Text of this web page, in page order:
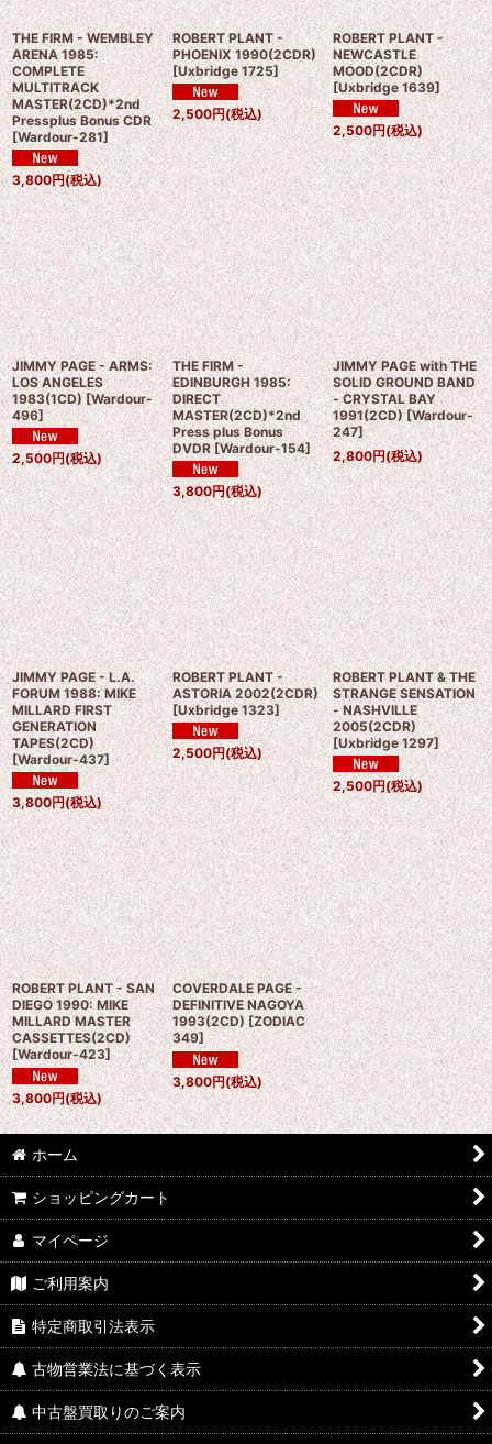
THE FIRM - WEMBLEY
ARENA 1985:
COMPLETE
MULTITRACK
MASTER(2CD)*2nd
Pressplus Bonus CDR
[Wardour-281]
3,800円(税込)
ROBERT PLANT -
PHOENIX 1990(2CDR)
[Uxbridge 1725]
2,500円(税込)
ROBERT PLANT -
NEWCASTLE
MOOD(2CDR)
[Uxbridge 1639]
2,500円(税込)
JIMMY PAGE - ARMS:
LOS ANGELES
1983(1CD) [Wardour-
496]
2,500円(税込)
THE FIRM -
EDINBURGH 1985:
DIRECT
MASTER(2CD)*2nd
Press plus Bonus
DVDR [Wardour-154]
3,800円(税込)
JIMMY PAGE with THE
SOLID GROUND BAND
- CRYSTAL BAY
1991(2CD) [Wardour-
247]
2,800円(税込)
JIMMY PAGE - L.A.
FORUM 1988: MIKE
MILLARD FIRST
GENERATION
TAPES(2CD)
[Wardour-437]
3,800円(税込)
ROBERT PLANT -
ASTORIA 2002(2CDR)
[Uxbridge 1323]
2,500円(税込)
ROBERT PLANT & THE
STRANGE SENSATION
- NASHVILLE
2005(2CDR)
[Uxbridge 1297]
2,500円(税込)
ROBERT PLANT - SAN
DIEGO 1990: MIKE
MILLARD MASTER
CASSETTES(2CD)
[Wardour-423]
3,800円(税込)
COVERDALE PAGE -
DEFINITIVE NAGOYA
1993(2CD) [ZODIAC
349]
3,800円(税込)
ホーム
ショッピングカート
マイページ
ご利用案内
特定商取引法表示
古物営業法に基づく表示
中古盤買取りのご案内